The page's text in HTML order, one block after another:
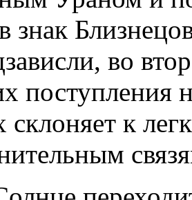
знак
во
поступления
склоняет к